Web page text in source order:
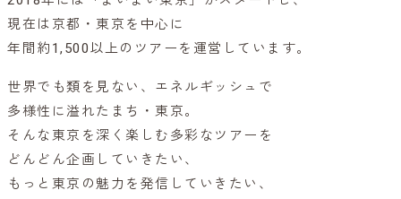
現在は京都・東京を中心に
年間約1,500以上のツアーを運営しています。
世界でも類を見ない、エネルギッシュで
多様性に溢れたまち・東京。
そんな東京を深く楽しむ多彩なツアーを
どんどん企画していきたい、
もっと東京の魅力を発信していきたい、